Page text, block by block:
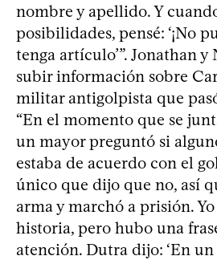
nombre y apellido. Y
posibilidades, pensé: ‘¡No
tenga artículo’”. Jonathan
subir información sobre
militar antigolpista que
“En el momento que se
un mayor preguntó si
estaba de acuerdo con el
único que dijo que no, así
arma y marchó a prisión.
historia, pero hubo una
atención. Dutra dijo: ‘En